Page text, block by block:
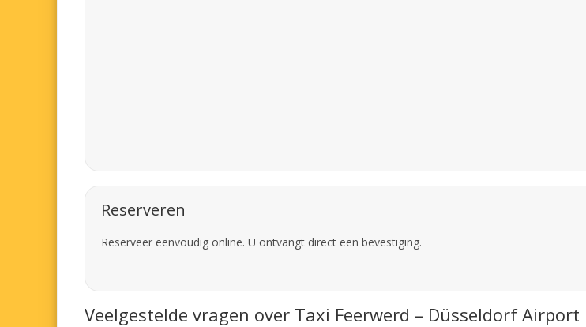
Reserveren
Reserveer eenvoudig online. U ontvangt direct een bevestiging.
Veelgestelde vragen over Taxi Feerwerd – Düsseldorf Airport